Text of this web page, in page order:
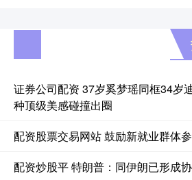
证券公司配资 37岁奚梦瑶同框34岁
种顶级美感碰撞出圈
配资股票交易网站 鼓励新就业群体
配资炒股平 特朗普：同伊朗已形成